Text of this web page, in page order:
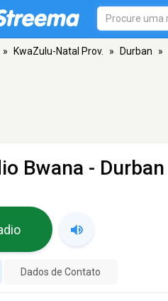
» KwaZulu-Natal Prov. » Durban »
Bwana - Durban
Dados de Contato